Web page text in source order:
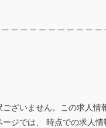
ございません。この求人情
ージでは、 時点での求人